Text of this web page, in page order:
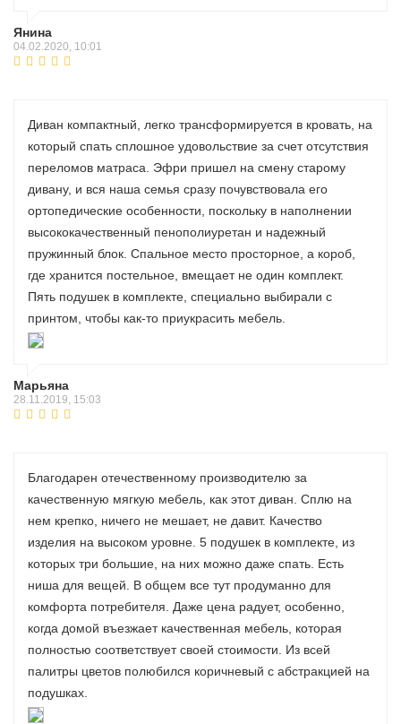
Янина
04.02.2020, 10:01
Диван компактный, легко трансформируется в кровать, на
который спать сплошное удовольствие за счет отсутствия
переломов матраса. Эфри пришел на смену старому
дивану, и вся наша семья сразу почувствовала его
ортопедические особенности, поскольку в наполнении
высококачественный пенополиуретан и надежный
пружинный блок. Спальное место просторное, а короб,
где хранится постельное, вмещает не один комплект.
Пять подушек в комплекте, специально выбирали с
принтом, чтобы как-то приукрасить мебель.
Марьяна
28.11.2019, 15:03
Благодарен отечественному производителю за
качественную мягкую мебель, как этот диван. Сплю на
нем крепко, ничего не мешает, не давит. Качество
изделия на высоком уровне. 5 подушек в комплекте, из
которых три большие, на них можно даже спать. Есть
ниша для вещей. В общем все тут продуманно для
комфорта потребителя. Даже цена радует, особенно,
когда домой въезжает качественная мебель, которая
полностью соответствует своей стоимости. Из всей
палитры цветов полюбился коричневый с абстракцией на
подушках.